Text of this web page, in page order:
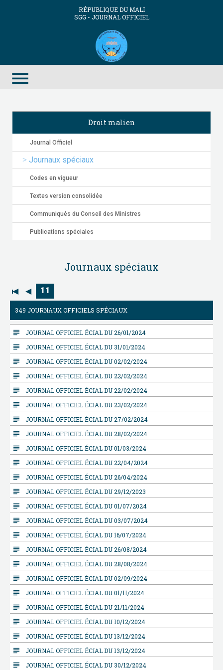
RÉPUBLIQUE DU MALI
SGG - JOURNAL OFFICIEL
menu
Droit malien
Journal Officiel
Journaux spéciaux
Codes en vigueur
Textes version consolidée
Communiqués du Conseil des Ministres
Publications spéciales
Journaux spéciaux
11
349 JOURNAUX OFFICIELS SPÉCIAUX
subject JOURNAL OFFICIEL ÉCIAL DU 26/01/2024
subject JOURNAL OFFICIEL ÉCIAL DU 31/01/2024
subject JOURNAL OFFICIEL ÉCIAL DU 02/02/2024
subject JOURNAL OFFICIEL ÉCIAL DU 22/02/2024
subject JOURNAL OFFICIEL ÉCIAL DU 22/02/2024
subject JOURNAL OFFICIEL ÉCIAL DU 23/02/2024
subject JOURNAL OFFICIEL ÉCIAL DU 27/02/2024
subject JOURNAL OFFICIEL ÉCIAL DU 28/02/2024
subject JOURNAL OFFICIEL ÉCIAL DU 01/03/2024
subject JOURNAL OFFICIEL ÉCIAL DU 22/04/2024
subject JOURNAL OFFICIEL ÉCIAL DU 26/04/2024
subject JOURNAL OFFICIEL ÉCIAL DU 29/12/2023
subject JOURNAL OFFICIEL ÉCIAL DU 01/07/2024
subject JOURNAL OFFICIEL ÉCIAL DU 03/07/2024
subject JOURNAL OFFICIEL ÉCIAL DU 16/07/2024
subject JOURNAL OFFICIEL ÉCIAL DU 26/08/2024
subject JOURNAL OFFICIEL ÉCIAL DU 28/08/2024
subject JOURNAL OFFICIEL ÉCIAL DU 02/09/2024
subject JOURNAL OFFICIEL ÉCIAL DU 01/11/2024
subject JOURNAL OFFICIEL ÉCIAL DU 21/11/2024
subject JOURNAL OFFICIEL ÉCIAL DU 10/12/2024
subject JOURNAL OFFICIEL ÉCIAL DU 13/12/2024
subject JOURNAL OFFICIEL ÉCIAL DU 13/12/2024
subject JOURNAL OFFICIEL ÉCIAL DU 30/12/2024